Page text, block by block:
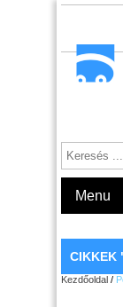
Menu
CIKKEK
Kezdőoldal /